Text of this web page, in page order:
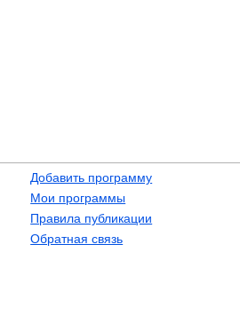
Добавить программу
Мои программы
Правила публикации
Обратная связь